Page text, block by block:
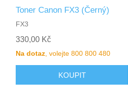
Toner Canon FX3 (Černý)
FX3
330,00 Kč
Na dotaz, volejte 800 800 480